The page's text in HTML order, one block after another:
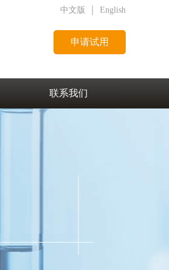
中文版 | English
申请试用
联系我们